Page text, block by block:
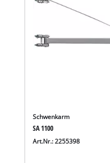
Wir
Schwenkarm
SA 1100
Art.Nr.: 2255398